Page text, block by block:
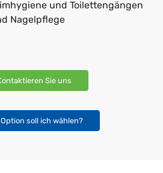
und Toilettengängen
Nagelpflege
Sie uns
Option soll ich wählen?